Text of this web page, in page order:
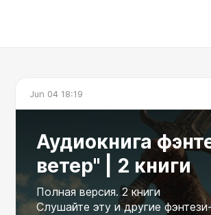
Jun 04 18:19
Аудиокнига
ветер" | 2 книги
Полная версия. 2 книги
Слушайте эту и другие